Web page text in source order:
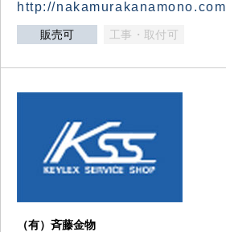
http://nakamurakanamono.com
販売可 工事・取付可
（有）斉藤金物